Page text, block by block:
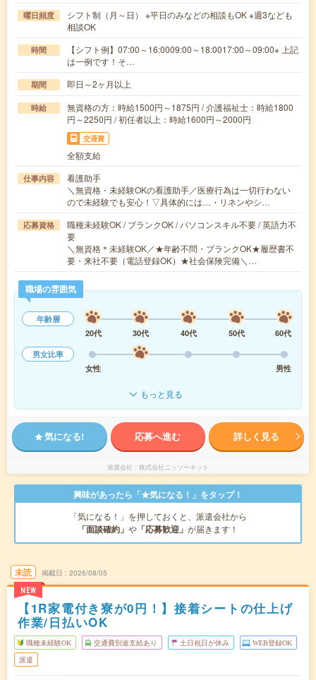
曜日頻度
シフト制（月～日） ※平日のみなどの相談もOK ※週3なども
相談OK
時間
【シフト例】07:00～16:0009:00～18:0017:00～09:00※ 上記
は一例です！そ…
期間 即日～2ヶ月以上
時給
無資格の方：時給1500円～1875円 / 介護福祉士：時給1800
円～2250円 / 初任者以上：時給1600円～2000円
交通費
全額支給
仕事内容
看護助手
＼無資格・未経験OKの看護助手／医療行為は一切行わない
ので未経験でも安心！▽具体的には…・リネンやシ…
応募資格
職種未経験OK / ブランクOK / パソコンスキル不要 / 英語力不
要
＼無資格＊未経験OK／★年齢不問・ブランクOK★履歴書不
要・来社不要（電話登録OK）★社会保険完備＼…
職場の雰囲気
年齢層
20代
30代 40代 50代
60代
男女比率
女性
男性
もっと見る
気になる! 応募へ進む 詳しく見る
派遣会社 株式会社ニッソーネット
興味があったら「★気になる！」をタップ！
「気になる！」を押しておくと、派遣会社から
「面談確約」 や 「応募歓迎」 が届きます！
未読
NEW
掲載日 2026/08/05
【1R家電付き寮が0円！】接着シートの仕上げ
作業/日払いOK
職種未経験OK 交通費別途支給あり 土日祝日が休み WEB登録OK
派遣